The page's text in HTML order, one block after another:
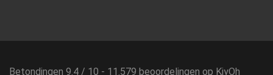
Betondingen 9.4 / 10 - 11.579 beoordelingen op KiyOh